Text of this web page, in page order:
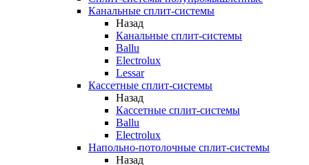
Канальные сплит-системы
Назад
Канальные сплит-системы
Ballu
Electrolux
Lessar
Кассетные сплит-системы
Назад
Кассетные сплит-системы
Ballu
Electrolux
Напольно-потолочные сплит-системы
Назад